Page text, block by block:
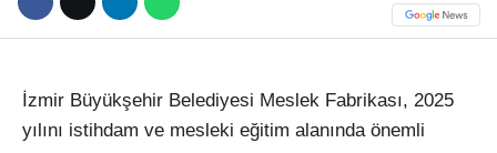
İzmir Büyükşehir Belediyesi Meslek Fabrikası, 2025
yılını istihdam ve mesleki eğitim alanında önemli